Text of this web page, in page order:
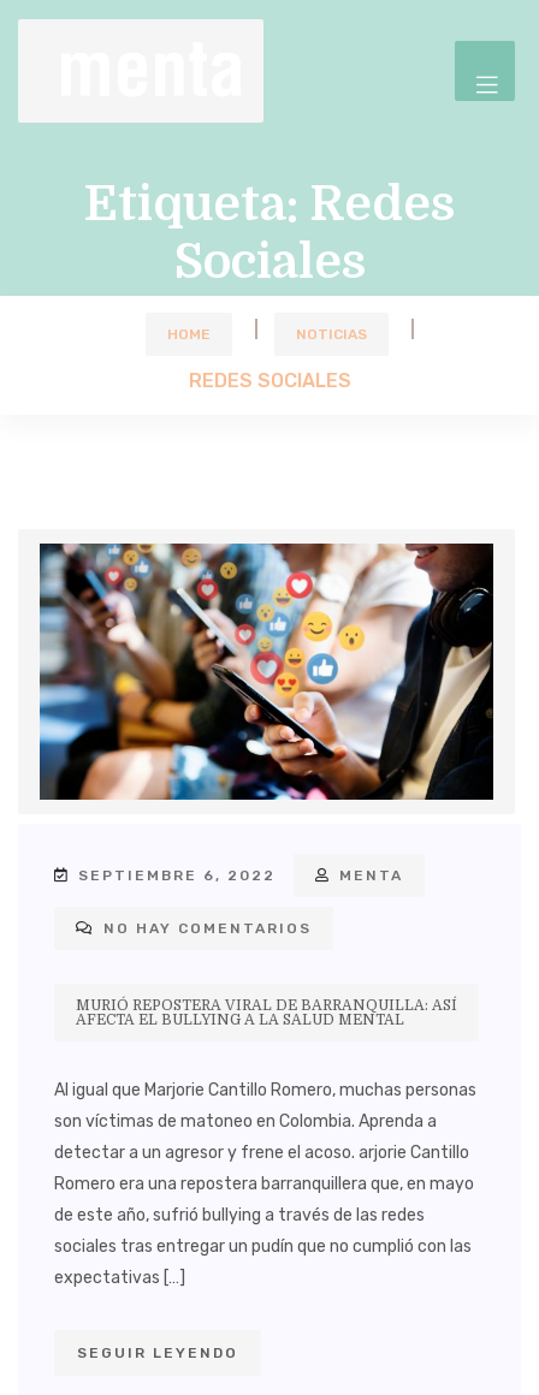
Etiqueta: Redes
Sociales
HOME NOTICIAS
REDES SOCIALES
SEPTIEMBRE 6, 2022 MENTA
NO HAY COMENTARIOS
MURIÓ REPOSTERA VIRAL DE BARRANQUILLA: ASÍ
AFECTA EL BULLYING A LA SALUD MENTAL
Al igual que Marjorie Cantillo Romero, muchas personas
son víctimas de matoneo en Colombia. Aprenda a
detectar a un agresor y frene el acoso. arjorie Cantillo
Romero era una repostera barranquillera que, en mayo
de este año, sufrió bullying a través de las redes
sociales tras entregar un pudín que no cumplió con las
expectativas […]
SEGUIR LEYENDO